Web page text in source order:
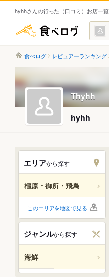
hyhhさんの行った（口コミ）お店一覧
食べログ
食べログ レビュアーランキング
Thyhh
hyhh
エリアから探す
橿原・御所・飛鳥
このエリアを地図で見る
ジャンルから探す
海鮮